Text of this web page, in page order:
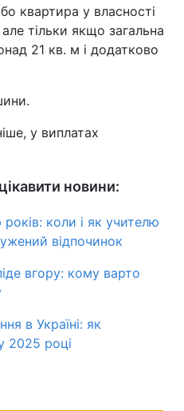
квартира у власності
але тільки якщо загальна
21 кв. м і додатково
у виплатах
новини:
коли і як учителю
відпочинок
вгору: кому варто
в Україні: як
2025 році